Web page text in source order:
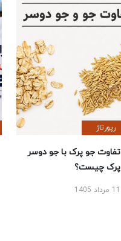
رپورتاژ
تفاوت جو پرک با جو دوسر
پرک چیست؟
11 مرداد 1405